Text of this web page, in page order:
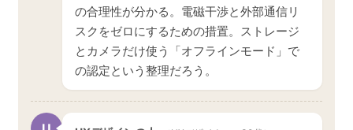
の合理性が分かる。電磁干渉と外部通信リ
スクをゼロにするための措置。ストレージ
とカメラだけ使う「オフラインモード」で
の認定という整理だろう。